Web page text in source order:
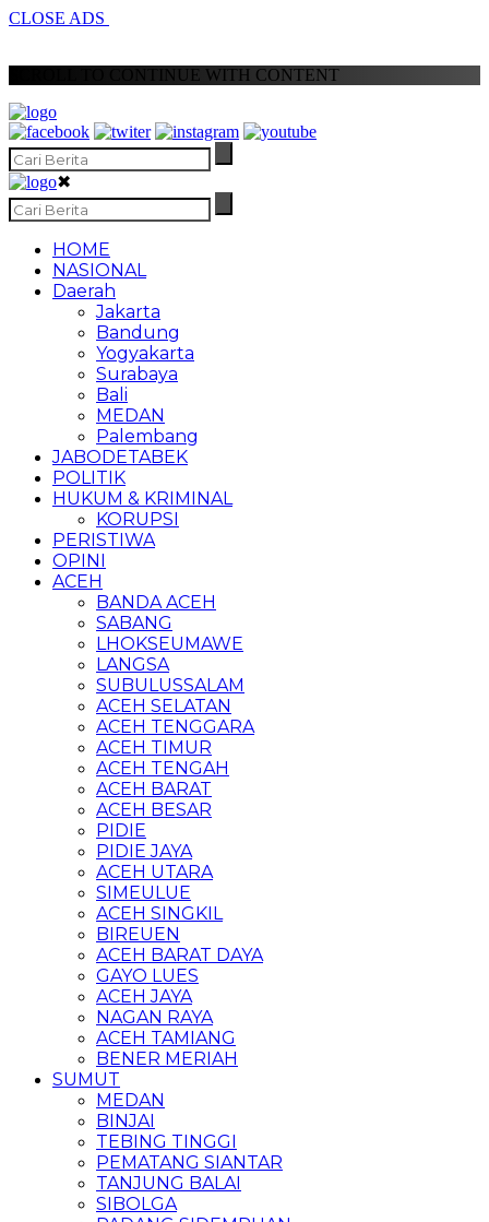
CLOSE ADS
SCROLL TO CONTINUE WITH CONTENT
✖
HOME
NASIONAL
Daerah
Jakarta
Bandung
Yogyakarta
Surabaya
Bali
MEDAN
Palembang
JABODETABEK
POLITIK
HUKUM & KRIMINAL
KORUPSI
PERISTIWA
OPINI
ACEH
BANDA ACEH
SABANG
LHOKSEUMAWE
LANGSA
SUBULUSSALAM
ACEH SELATAN
ACEH TENGGARA
ACEH TIMUR
ACEH TENGAH
ACEH BARAT
ACEH BESAR
PIDIE
PIDIE JAYA
ACEH UTARA
SIMEULUE
ACEH SINGKIL
BIREUEN
ACEH BARAT DAYA
GAYO LUES
ACEH JAYA
NAGAN RAYA
ACEH TAMIANG
BENER MERIAH
SUMUT
MEDAN
BINJAI
TEBING TINGGI
PEMATANG SIANTAR
TANJUNG BALAI
SIBOLGA